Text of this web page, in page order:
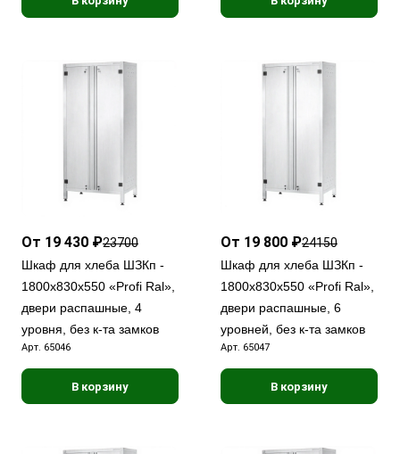
От 19 430 ₽23700
Шкаф для хлеба ШЗКп -
1800х830х550 «Profi Ral»,
двери распашные, 4
уровня, без к-та замков
Арт. 65046
В корзину
От 19 800 ₽24150
Шкаф для хлеба ШЗКп -
1800х830х550 «Profi Ral»,
двери распашные, 6
уровней, без к-та замков
Арт. 65047
В корзину